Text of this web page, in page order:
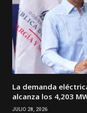
La demanda
alcanza los 4,203
JULIO 28, 2026